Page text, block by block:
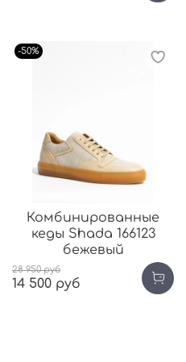
-50%
Комбинированные
кеды Shada 166123
бежевый
28 950 руб
14 500 руб